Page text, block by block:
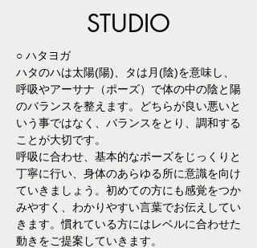
STUDIO
○ ハタヨガ
ハタのハは太陽(陽)、タは月(陰)を意味し、
呼吸やアーサナ（ポーズ）で体の中の陰と陽
のバランスを整えます。どちらが良い悪いと
いう事ではなく、バランスをとり、調和する
ことが大切です。
呼吸に合わせ、基本的なポーズをじっくりと
丁寧に行い、身体のあらゆる所に意識を向け
ていきましょう。初めての方にも感覚をつか
みやすく、わかりやすい言葉でお伝えしてい
きます。慣れている方にはレベルに合わせた
動きをご提案していきます。